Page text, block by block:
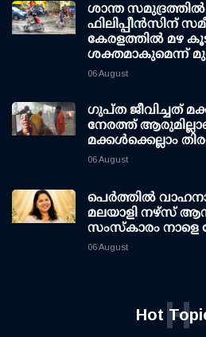
ശാന്ത
ഫിലിപ്പീന്‍സിന്
കേരളത്തില്‍ മഴ
ശക്തമാകുമെന്ന്
06 August
ഗുപ്ത ജീവിച്ചത്
നേരത്ത്
മക്കള്‍ക്കെല്ലാം
06 August
പെർത്തിൽ
മലയാളി നഴ്സ്
സംസ്കാരം നാളെ
06 August
HotH